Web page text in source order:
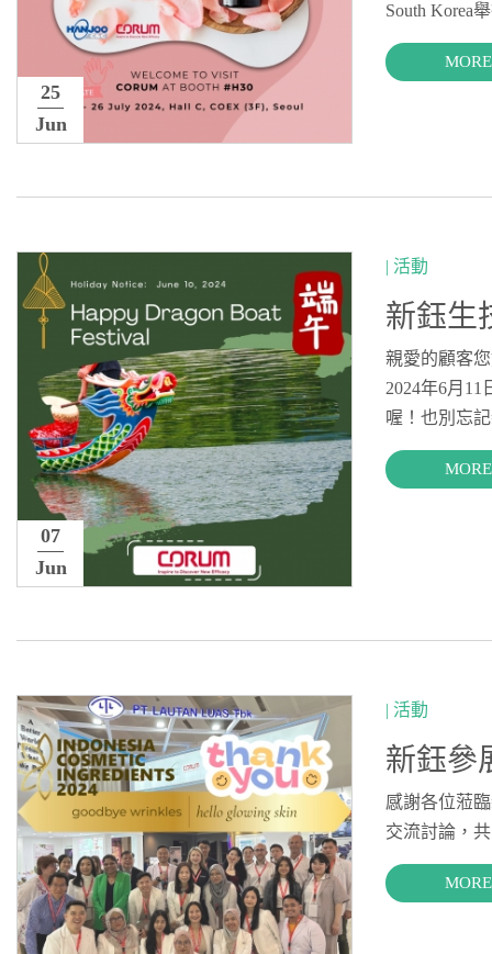
25
Jun
South Korea
MORE
07
Jun
| 活動
新鈺生
親愛的顧客
2024年6月
喔！也別忘
MORE
| 活動
新鈺參
感謝各位蒞
交流討論，
MORE